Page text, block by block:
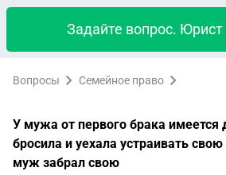
Задайте вопрос.
Вопросы Семейное право
У мужа от первого брака имеется
бросила и уехала устраивать
муж забрал свою